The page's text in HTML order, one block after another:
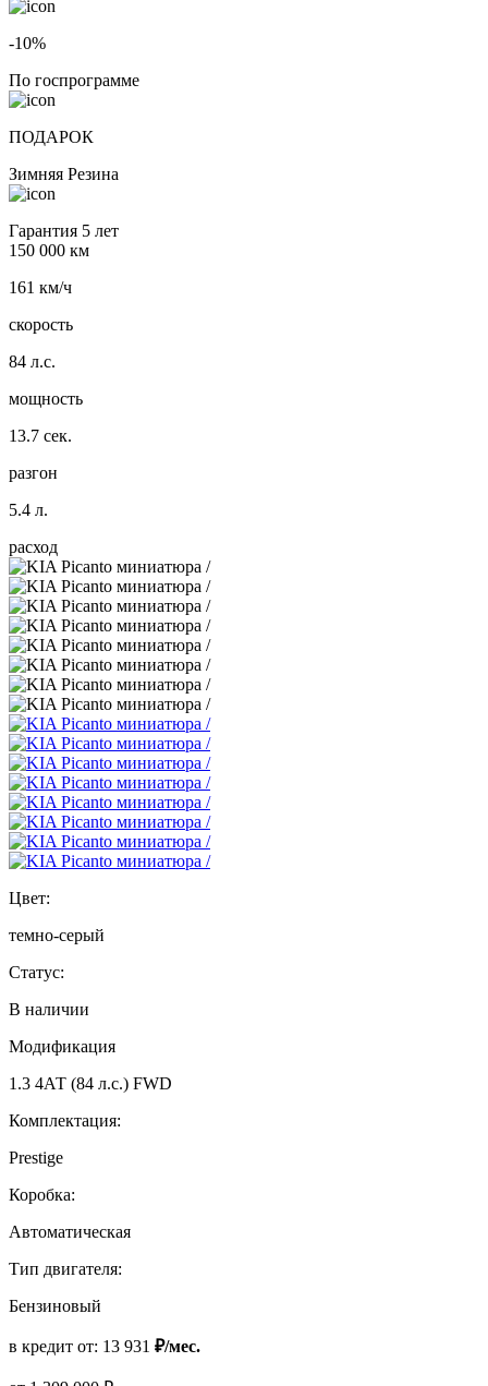
-10%
По госпрограмме
ПОДАРОК
Зимняя Резина
Гарантия 5 лет
150 000 км
161 км/ч
скорость
84 л.с.
мощность
13.7 сек.
разгон
5.4 л.
расход
Цвет:
темно-серый
Статус:
В наличии
Модификация
1.3 4АТ (84 л.с.) FWD
Комплектация:
Prestige
Коробка:
Автоматическая
Тип двигателя:
Бензиновый
в кредит от: 13 931 ₽/мес.